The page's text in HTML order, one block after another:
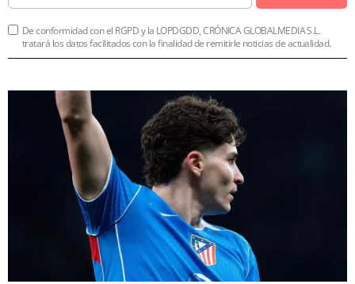
De conformidad con el RGPD y la LOPDGDD, CRÓNICA GLOBALMEDIA S.L.
tratará los datos facilitados con la finalidad de remitirle noticias de actualidad.